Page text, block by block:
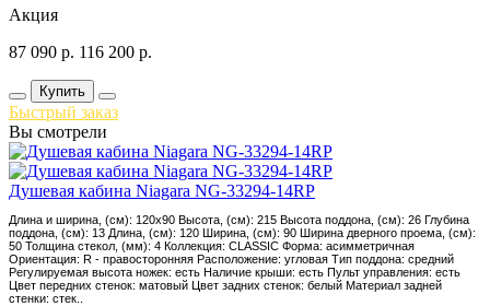
Акция
87 090 р. 116 200 р.
Купить
Быстрый заказ
Вы смотрели
Душевая кабина Niagara NG-33294-14RP
Длина и ширина, (см): 120x90 Высота, (см): 215 Высота поддона, (см): 26 Глубина
поддона, (см): 13 Длина, (см): 120 Ширина, (см): 90 Ширина дверного проема, (см):
50 Толщина стекол, (мм): 4 Коллекция: CLASSIC Форма: асимметричная
Ориентация: R - правосторонняя Расположение: угловая Тип поддона: средний
Регулируемая высота ножек: есть Наличие крыши: есть Пульт управления: есть
Цвет передних стенок: матовый Цвет задних стенок: белый Материал задней
стенки: стек..